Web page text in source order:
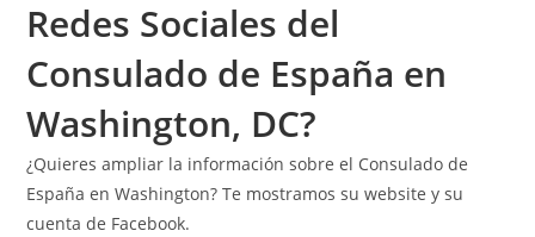
Redes Sociales del
Consulado de España en
Washington, DC?
¿Quieres ampliar la información sobre el Consulado de
España en Washington? Te mostramos su website y su
cuenta de Facebook.